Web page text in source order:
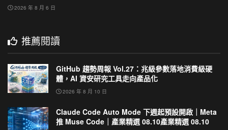
2026 年 8 月 6 日
推薦閱讀
GitHub 趨勢周報 Vol.27：兆級參數落地消費級硬
體，AI 資安研究工具走向產品化
2026 年 8 月 10 日
Claude Code Auto Mode 下週起預設開啟｜Meta
推 Muse Code｜產業精選 08.10產業精選 08.10